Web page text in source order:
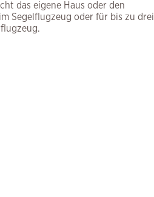
das eigene Haus oder den
Segelflugzeug oder für bis zu drei